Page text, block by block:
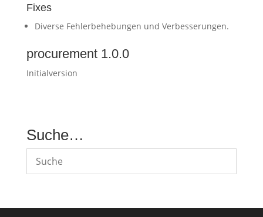
Fixes
Diverse Fehlerbehebungen und Verbesserungen.
procurement 1.0.0
Initialversion
Suche…